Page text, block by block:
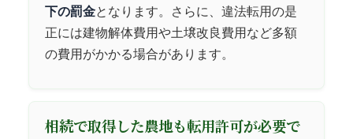
下の罰金となります。さらに、違法転用の是
正には建物解体費用や土壌改良費用など多額
の費用がかかる場合があります。
相続で取得した農地も転用許可が必要で